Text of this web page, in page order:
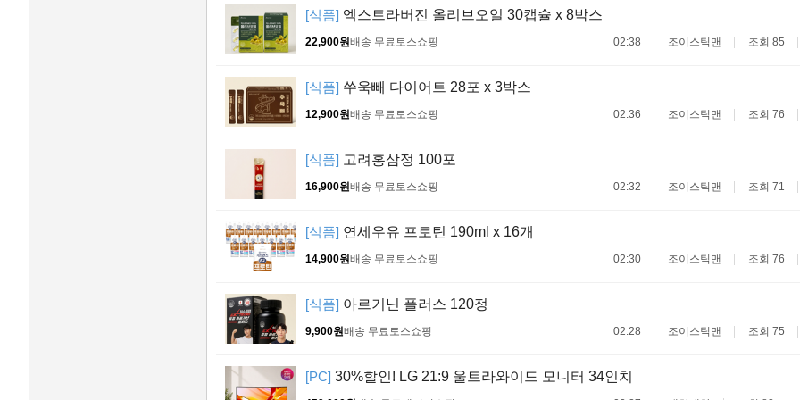
[식품] 엑스트라버진 올리브오일 30캡슐 x 8박스
22,900원배송 무료토스쇼핑 02:38 조이스틱맨 조회 85
[식품] 쑤욱빼 다이어트 28포 x 3박스
12,900원배송 무료토스쇼핑 02:36 조이스틱맨 조회 76
[식품] 고려홍삼정 100포
16,900원배송 무료토스쇼핑 02:32 조이스틱맨 조회 71
[식품] 연세우유 프로틴 190ml x 16개
14,900원배송 무료토스쇼핑 02:30 조이스틱맨 조회 76
[식품] 아르기닌 플러스 120정
9,900원배송 무료토스쇼핑 02:28 조이스틱맨 조회 75
[PC] 30%할인! LG 21:9 울트라와이드 모니터 34인치